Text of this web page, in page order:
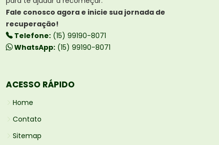
Fale conosco agora e inicie sua jornada de
recuperação!
Telefone: (15) 99190-8071
WhatsApp: (15) 99190-8071
ACESSO RÁPIDO
Home
Contato
Sitemap